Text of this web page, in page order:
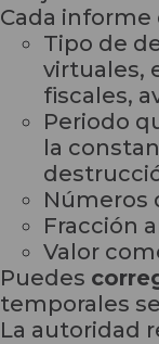
Cada
Tipo de
virtuales,
fiscales,
Periodo
la
Números
Fracción
Valor
Puedes
temporales
La autoridad